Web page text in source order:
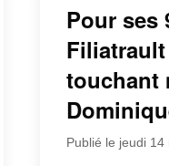
Pour ses
touchant
Publié le jeudi